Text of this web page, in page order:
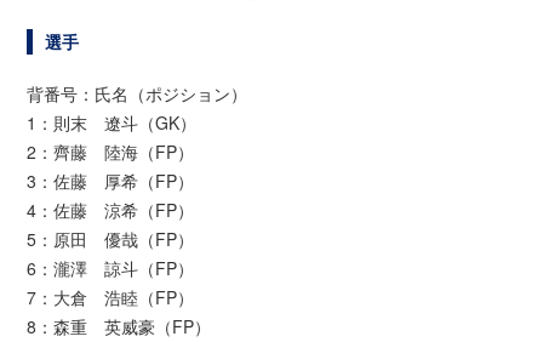
選手
背番号：氏名（ポジション）
1：則末 遼斗（GK）
2：齊藤 陸海（FP）
3：佐藤 厚希（FP）
4：佐藤 涼希（FP）
5：原田 優哉（FP）
6：瀧澤 諒斗（FP）
7：大倉 浩睦（FP）
8：森重 英威豪（FP）